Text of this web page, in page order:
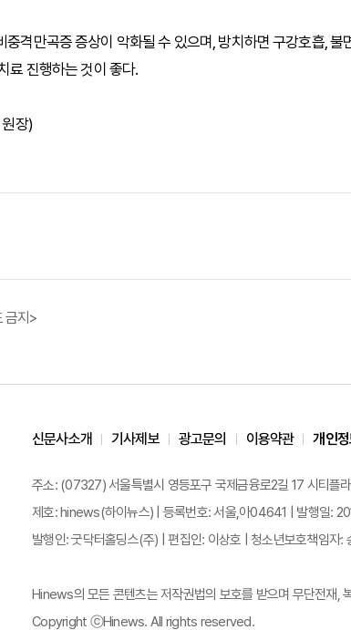
격만곡증 증상이 악화될 수 있으며, 방치하면 구강호흡, 불
료 진행하는 것이 좋다.
장)
금지>
신문사소개 기사제보 광고문의 이용약관 개인
주소: (07327) 서울특별시 영등포구 국제금융로2길 17 시
제호: hinews(하이뉴스) | 등록번호: 서울,아04641 | 발행일:
발행인: 굿닥터홀딩스(주) | 편집인: 이상호 | 청소년보호책임자:
Hinews의 모든 콘텐츠는 저작권법의 보호를 받으며 무단전재,
Copyright ⓒHinews. All rights reserved.